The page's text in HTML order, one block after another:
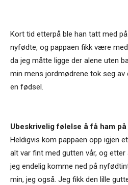
Kort tid etterpå ble han tatt med
nyfødte, og pappaen fikk være
da jeg måtte ligge der alene uten
min mens jordmødrene tok seg
en fødsel.
Ubeskrivelig følelse å få ham
Heldigvis kom pappaen opp igjen
alt var fint med gutten vår, og
jeg endelig komme ned på
min, jeg også. Jeg fikk den lille